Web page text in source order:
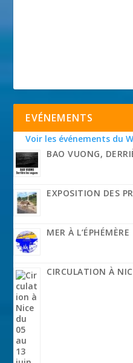
EVÉNEMENTS
Voir les événements du
BAO VUONG,
EXPOSITION DES
MER À L’ÉPHÉMÈRE
CIRCULATION À